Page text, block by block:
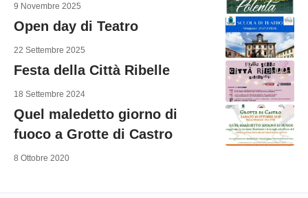
9 Novembre 2025
Open day di Teatro
22 Settembre 2025
Festa della Città Ribelle
18 Settembre 2024
Quel maledetto giorno di
fuoco a Grotte di Castro
8 Ottobre 2020